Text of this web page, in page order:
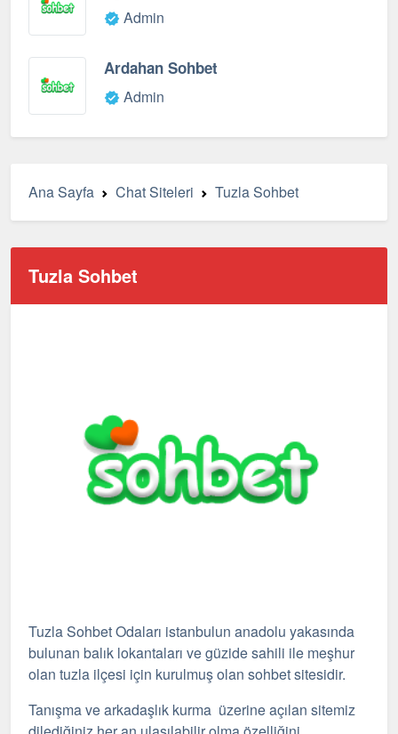
Admin
Ardahan Sohbet
Admin
Ana Sayfa Chat Siteleri Tuzla Sohbet
Tuzla Sohbet
Tuzla Sohbet Odaları istanbulun anadolu yakasında
bulunan balık lokantaları ve güzide sahili ile meşhur
olan tuzla ilçesi için kurulmuş olan sohbetsitesidir.
Tanışma ve arkadaşlık kurma üzerine açılan sitemiz